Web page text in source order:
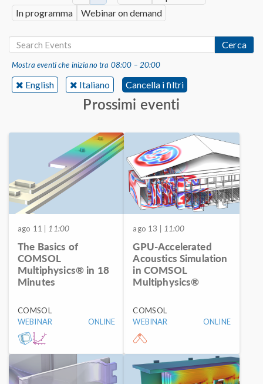
In programma
Webinar on demand
Cerca
Mostra eventi che iniziano tra 08:00 – 20:00
English Italiano Cancella i filtri
Prossimi eventi
ago 11 | 11:00
The Basics of
COMSOL
Multiphysics® in 18
Minutes
COMSOL
WEBINAR
ONLINE
ago 13 | 11:00
GPU-Accelerated
Acoustics Simulation
in COMSOL
Multiphysics®
COMSOL
WEBINAR
ONLINE